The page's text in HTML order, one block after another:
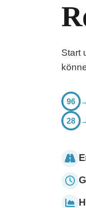
Start
96
28